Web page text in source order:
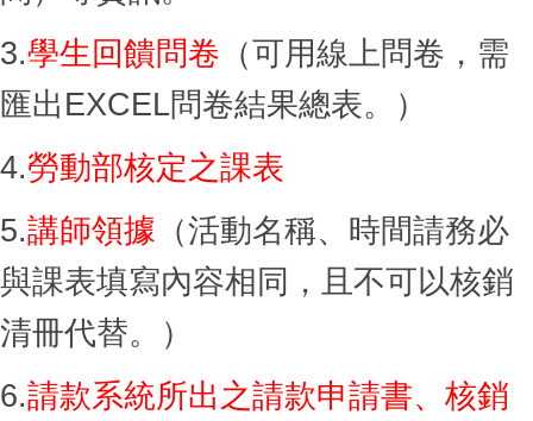
3.學生回饋問卷 （可用線上問卷，需
匯出EXCEL問卷結果總表。）
4.勞動部核定之課表
5.講師領據 （活動名稱、時間請務必
與課表填寫內容相同，且不可以核銷
清冊代替。）
6.請款系統所出之請款申請書、核銷